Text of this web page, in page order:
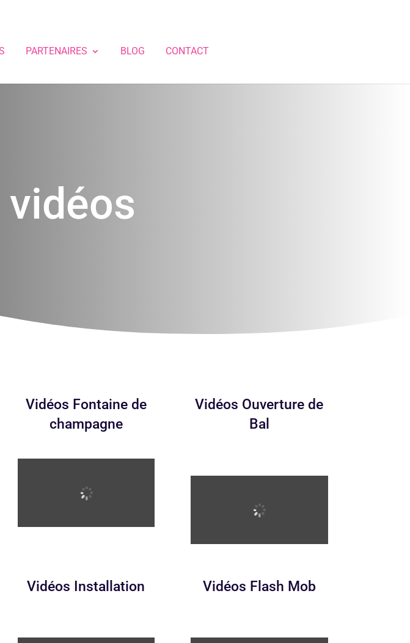
PARTENAIRES BLOG CONTACT
Vidéos Fontaine de
champagne
Vidéos Ouverture de
Bal
Vidéos Installation Vidéos Flash Mob